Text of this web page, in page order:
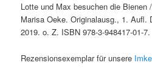
Lotte und Max besuchen die Bienen
Marisa Oeke. Originalausg., 1. Aufl.
2019. o. Z. ISBN 978-3-948417-01-7.
Rezensionsexemplar für unsere